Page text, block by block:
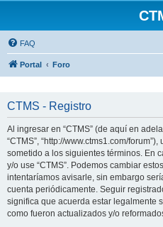
FAQ
Portal Foro
CTMS - Registro
Al ingresar en “CTMS” (de aquí en
“CTMS”, “http://www.ctms1.com/
sometido a los siguientes términos. En
y/o use “CTMS”. Podemos cambiar
intentaríamos avisarle, sin embargo
cuenta periódicamente. Seguir
significa que acuerda estar legalmente
como fueron actualizados y/o